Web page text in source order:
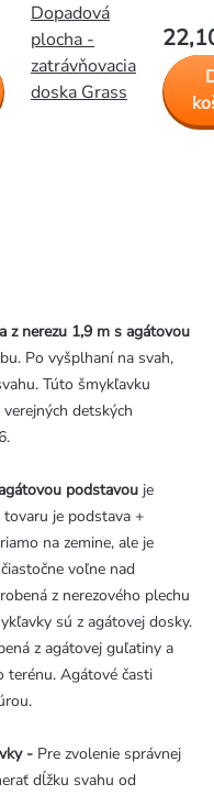
Dopadová
plocha -
zatrávňovacia
doska Grass
z nerezu 1,9 m s agátovou
Po vyšplhaní na svah,
Túto šmykľavku
detských
podstavou je
tovaru je podstava +
na zemine, ale je
voľne nad
z nerezového plechu
sú z agátovej dosky.
z agátovej guľatiny a
terénu. Agátové časti
- Pre zvolenie správnej
dĺžku svahu od